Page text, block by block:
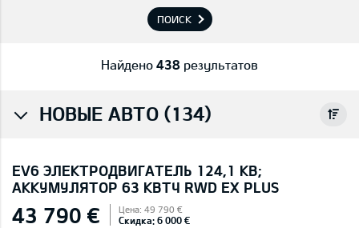
ПОИСК
Найдено 438 результатов
НОВЫЕ АВТО (134)
EV6 ЭЛЕКТРОДВИГАТЕЛЬ 124,1 КВ;
AККУМУЛЯТОР 63 КВТЧ RWD EX PLUS
43 790 € Цена: 49 790 €
Скидка: 6 000 €